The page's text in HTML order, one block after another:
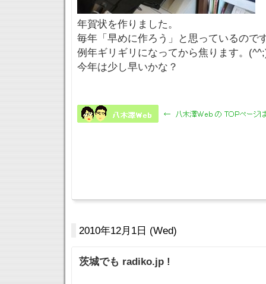
年賀状を作りました。
毎年「早めに作ろう」と思っているので
例年ギリギリになってから焦ります。
今年は少し早いかな？
2010年12月1日 (Wed)
茨城でも radiko.jp !